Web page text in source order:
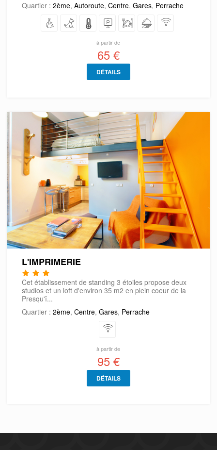
Quartier : 2ème, Autoroute, Centre, Gares, Perrache
à partir de
65 €
DÉTAILS
L'IMPRIMERIE
Cet établissement de standing 3 étoiles propose deux
studios et un loft d'environ 35 m2 en plein coeur de la
Presqu'î...
Quartier : 2ème, Centre, Gares, Perrache
à partir de
95 €
DÉTAILS